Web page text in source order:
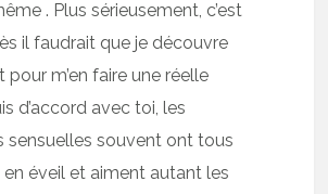
. Plus sérieusement, c’est
il faudrait que je découvre
pour m’en faire une réelle
d’accord avec toi, les
sensuelles souvent ont tous
en éveil et aiment autant les